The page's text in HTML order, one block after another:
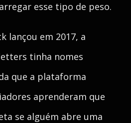
esse tipo de peso.
lançou em 2017, a
tinha nomes
que a plataforma
aprenderam que
se alguém abre uma